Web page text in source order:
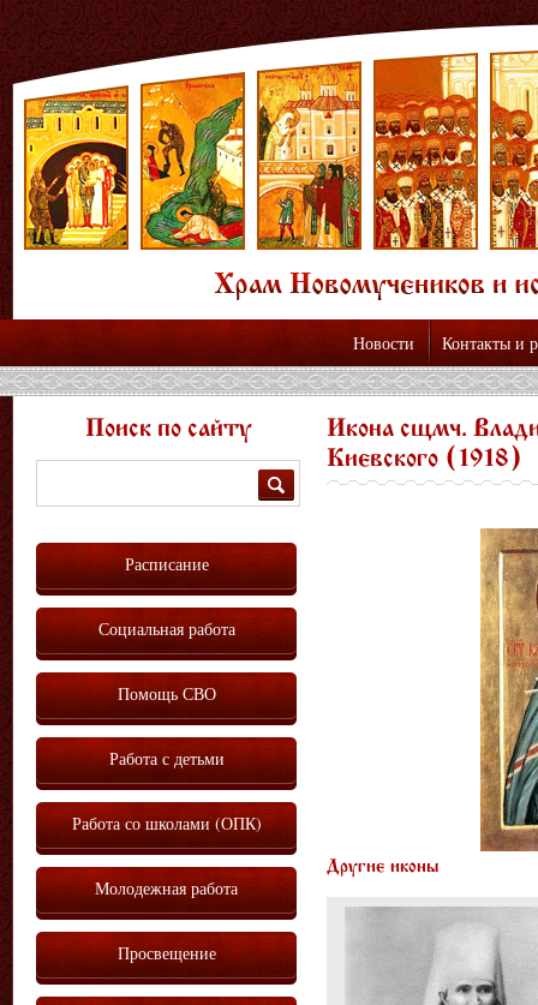
Новости Контакты и
Икона сщмч.
Киевского (1918)
Другие иконы
Поиск по сайту
Расписание
Социальная работа
Помощь СВО
Работа с детьми
Работа со школами (ОПК)
Молодежная работа
Просвещение